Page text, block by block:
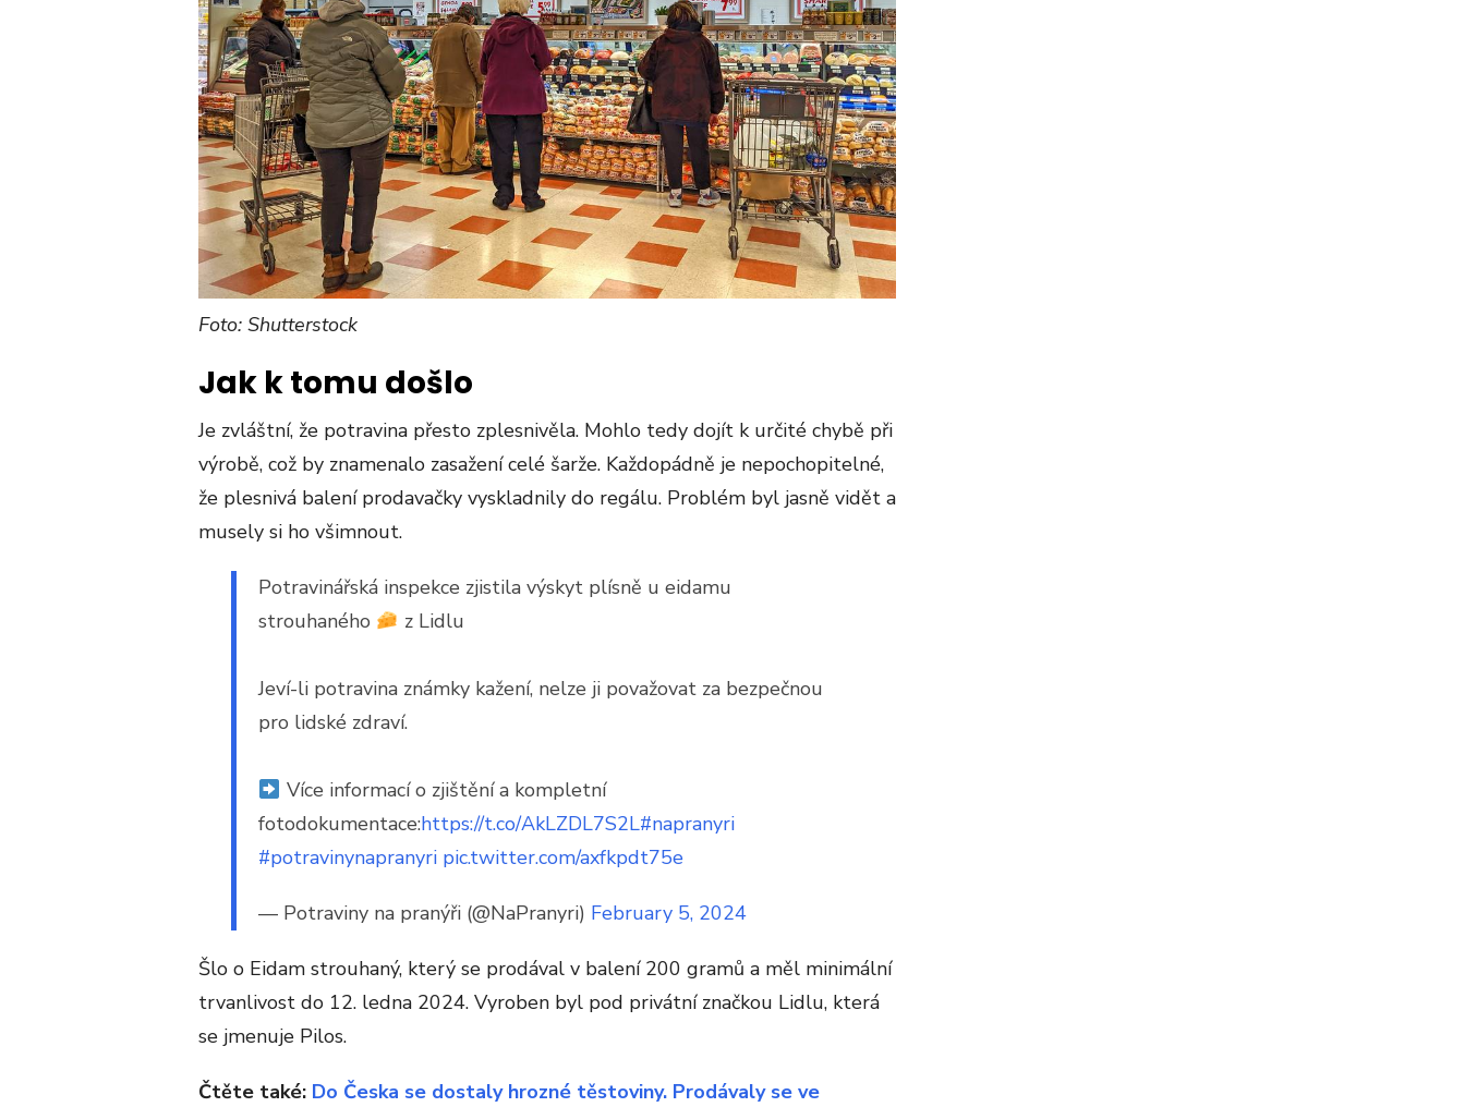
Foto: Shutterstock
Jak k tomu došlo
Je zvláštní, že potravina přesto zplesnivěla. Mohlo tedy dojít k určité chybě při
výrobě, což by znamenalo zasažení celé šarže. Každopádně je nepochopitelné,
že plesnivá balení prodavačky vyskladnily do regálu. Problém byl jasně vidět a
musely si ho všimnout.
Potravinářská inspekce zjistila výskyt plísně u eidamu
strouhaného
z Lidlu
Jeví-li potravina známky kažení, nelze ji považovat za bezpečnou
pro lidské zdraví.
Více informací o zjištění a kompletní
fotodokumentace:https://t.co/AkLZDL7S2L#napranyri
#potravinynapranyri pic.twitter.com/axfkpdt75e
— Potraviny na pranýři (@NaPranyri) February 5, 2024
Šlo o Eidam strouhaný, který se prodával v balení 200 gramů a měl minimální
trvanlivost do 12. ledna 2024. Vyroben byl pod privátní značkou Lidlu, která
se jmenuje Pilos.
Čtěte také: Do Česka se dostaly hrozné těstoviny. Prodávaly se ve